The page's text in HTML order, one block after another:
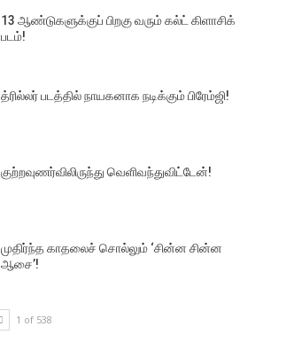
13 ஆண்டுகளுக்குப் பிறகு வரும் கல்ட் கிளாசிக்
படம்!
த்ரில்லர் படத்தில் நாயகனாக நடிக்கும் பிரேம்ஜி!
குற்றவுணர்விலிருந்து வெளிவந்துவிட்டேன்!
முதிர்ந்த காதலைச் சொல்லும் ‘சின்ன சின்ன
ஆசை’!
1 of 538